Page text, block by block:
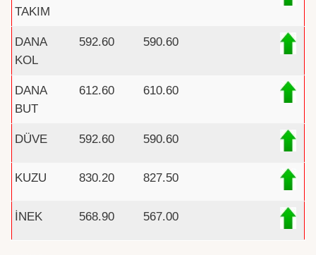
TAKIM
DANA
KOL
592.60 590.60
DANA
BUT
612.60 610.60
DÜVE 592.60 590.60
KUZU 830.20 827.50
İNEK 568.90 567.00